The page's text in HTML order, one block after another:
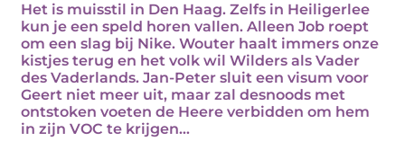
Het is muisstil in Den Haag. Zelfs in Heiligerlee
kun je een speld horen vallen. Alleen Job roept
om een slag bij Nike. Wouter haalt immers onze
kistjes terug en het volk wil Wilders als Vader
des Vaderlands. Jan-Peter sluit een visum voor
Geert niet meer uit, maar zal desnoods met
ontstoken voeten de Heere verbidden om hem
in zijn VOC te krijgen…